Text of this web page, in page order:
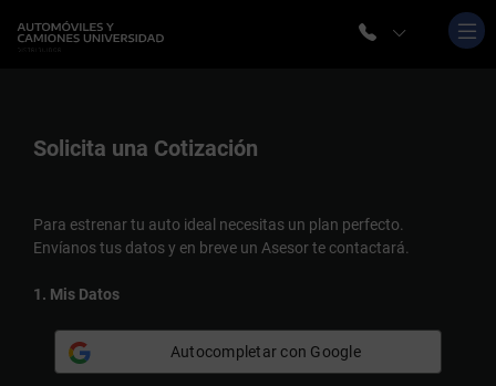
Solicita una Cotización
Para estrenar tu auto ideal necesitas un plan perfecto.
Envíanos tus datos y en breve un Asesor te contactará.
1. Mis Datos
Autocompletar con Google